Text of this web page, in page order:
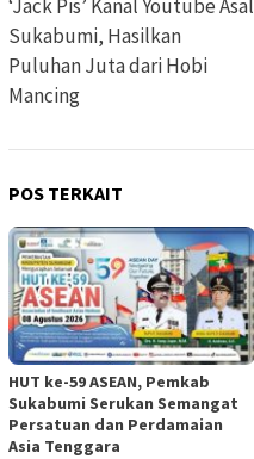
pos
‘Jack Pis’ Kanal Youtube Asal
Sukabumi, Hasilkan
Puluhan Juta dari Hobi
Mancing
POS TERKAIT
HUT ke-59 ASEAN, Pemkab
Sukabumi Serukan Semangat
Persatuan dan Perdamaian
Asia Tenggara